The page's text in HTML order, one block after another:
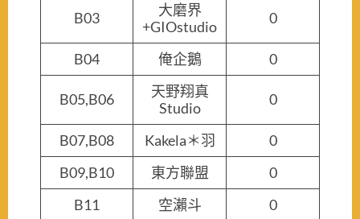
B03
大磨界
+GIOstudio
0
B04 俺企鵝 0
B05,B06
天野翔真
Studio
0
B07,B08 Kakela＊羽
0
B09,B10
東方聯盟
0
B11
空瀨斗
0